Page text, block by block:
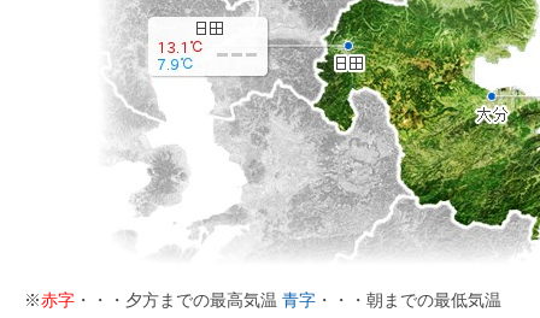
※赤字 ・・・夕方までの最高気温 青字 ・・・朝までの最低気温